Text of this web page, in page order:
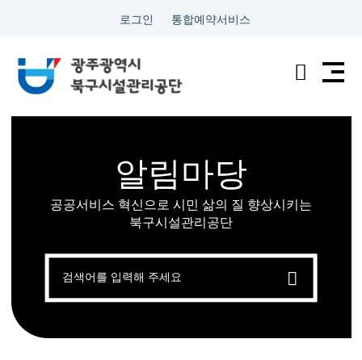
로그인 통합예약서비스
전
남
별
색
알림마당
공공서비스 혁신으로 시민 삶의 질 향상시키는
북구시설관리공단